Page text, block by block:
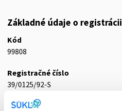
Základné údaje o registrácii
Kód
99808
Registračné číslo
39/0125/92-S
Doplnok